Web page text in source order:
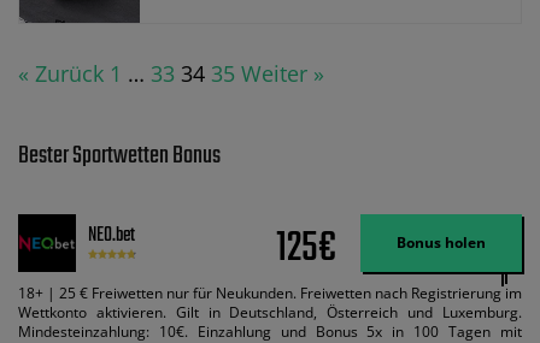
« Zurück 1 … 33 34 35 Weiter »
Bester Sportwetten Bonus
NEO.bet 125€ Bonus holen
18+ | 25 € Freiwetten nur für Neukunden. Freiwetten nach Registrierung im
Wettkonto aktivieren. Gilt in Deutschland, Österreich und Luxemburg.
Mindesteinzahlung: 10€. Einzahlung und Bonus 5x in 100 Tagen mit